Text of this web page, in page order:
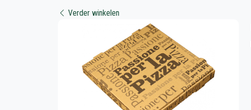
Verder winkelen